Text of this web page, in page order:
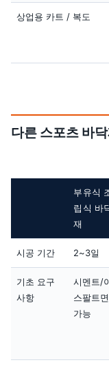
상업용 카트 / 복도
다른 스포츠 바
부유식
립식 바
재
시공 기간 2~3일
기초 요구
사항
시멘트/
스팔트면
가능